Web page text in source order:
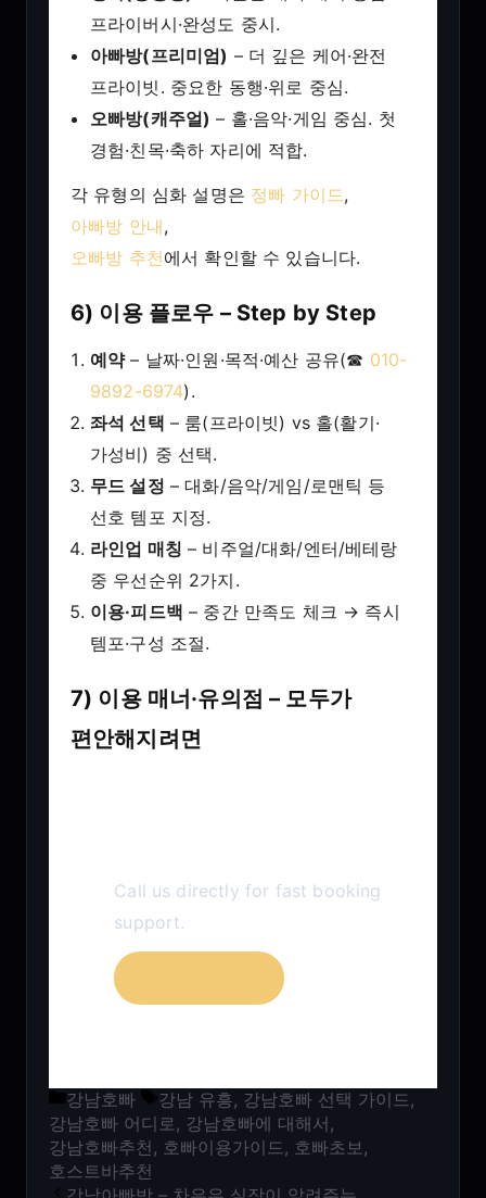
프라이버시·완성도 중시.
아빠방(프리미엄) – 더 깊은 케어·완전
프라이빗. 중요한 동행·위로 중심.
오빠방(캐주얼) – 홀·음악·게임 중심. 첫
경험·친목·축하 자리에 적합.
각 유형의 심화 설명은 정빠 가이드,
아빠방 안내,
오빠방 추천에서 확인할 수 있습니다.
6) 이용 플로우 – Step by Step
예약– 날짜·인원·목적·예산 공유(☎ 010-
9892-6974).
좌석 선택 – 룸(프라이빗) vs 홀(활기·
가성비) 중 선택.
무드 설정 – 대화/음악/게임/로맨틱 등
선호 템포 지정.
라인업 매칭 – 비주얼/대화/엔터/베테랑
중 우선순위 2가지.
이용·피드백 – 중간 만족도 체크 → 즉시
템포·구성 조절.
7) 이용 매너·유의점 – 모두가
편안해지려면
Call us directly for fast booking
support.
카테고리
강남호빠 태그
강남 유흥, 강남호빠 선택 가이드,
강남호빠 어디로, 강남호빠에 대해서,
강남호빠추천, 호빠이용가이드, 호빠초보,
호스트바추천